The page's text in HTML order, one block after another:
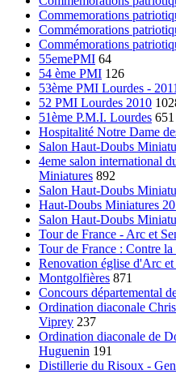
Commemorations
Commémorations
Commémorations
55emePMI 64
54 ème PMI 126
53ème PMI Lourdes -
52 PMI Lourdes 2010
51ème P.M.I. Lourdes 651
Hospitalité Notre Dame
Salon Haut-Doubs
4eme salon international
Miniatures 892
Salon Haut-Doubs
Haut-Doubs Miniatures
Salon Haut-Doubs
Tour de France - Arc et
Tour de France : Contre
Renovation église d'Arc et
Montgolfières 871
Concours départemental
Ordination diaconale
Viprey 237
Ordination diaconale de
Huguenin 191
Distillerie du Risoux -